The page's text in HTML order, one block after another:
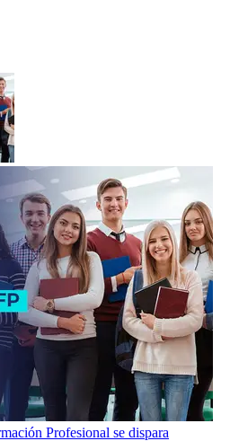
Profesional se dispara